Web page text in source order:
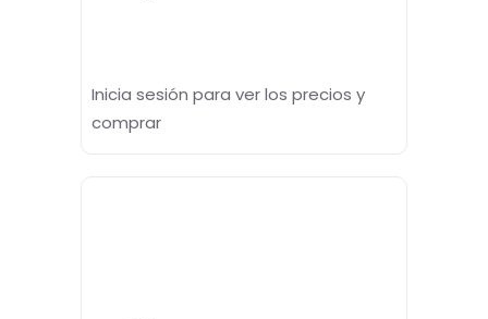
Inicia sesión para ver los precios y
comprar